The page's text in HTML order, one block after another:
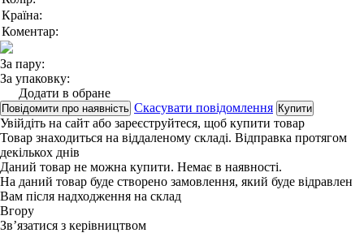
Країна:
Коментар:
За пару:
За упаковку:
Додати в обране
Повідомити про наявність Скасувати повідомлення Купити
Увійдіть на сайт або зареєструйтеся, щоб купити товар
Товар знаходиться на віддаленому складі. Відправка протягом
декількох днів
Даний товар не можна купити. Немає в наявності.
На даний товар буде створено замовлення, який буде відравлен
Вам після надходження на склад
Вгору
Зв’язатися з керівництвом